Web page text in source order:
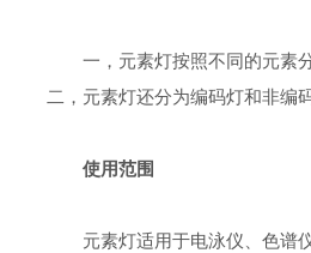
一，元素灯按照不同的元素
二，元素灯还分为编码灯和非编码
使用范围
元素灯适用于电泳仪、色谱